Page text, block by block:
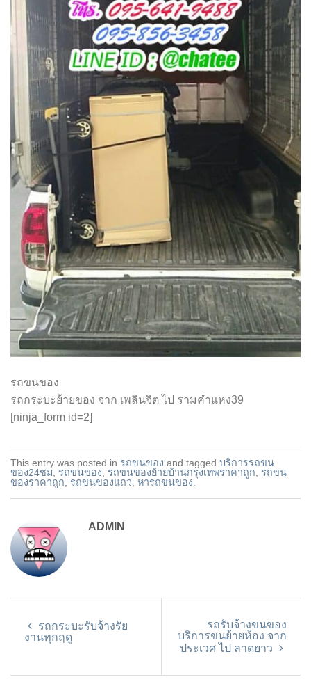
รถขนของ
รถกระบะย้ายของ จาก เพลินจิต ไป รามคำแหง39
[ninja_form id=2]
This entry was posted in รถขนของ and tagged บริการรถขน
ของ24ชม
รถขนของ รถขนของย้ายบ้านกรุงเทพราคาถูก
รถขน
ของราคาถูก
รถขนของแถว หารถขนของ
ADMIN
รถกระบะรับจ้างรัย
งานทุกฤดู
รถรับจ้างขนของ
บริการขนย้ายห้อง จาก
ประเวศ ไป ลาดยาว